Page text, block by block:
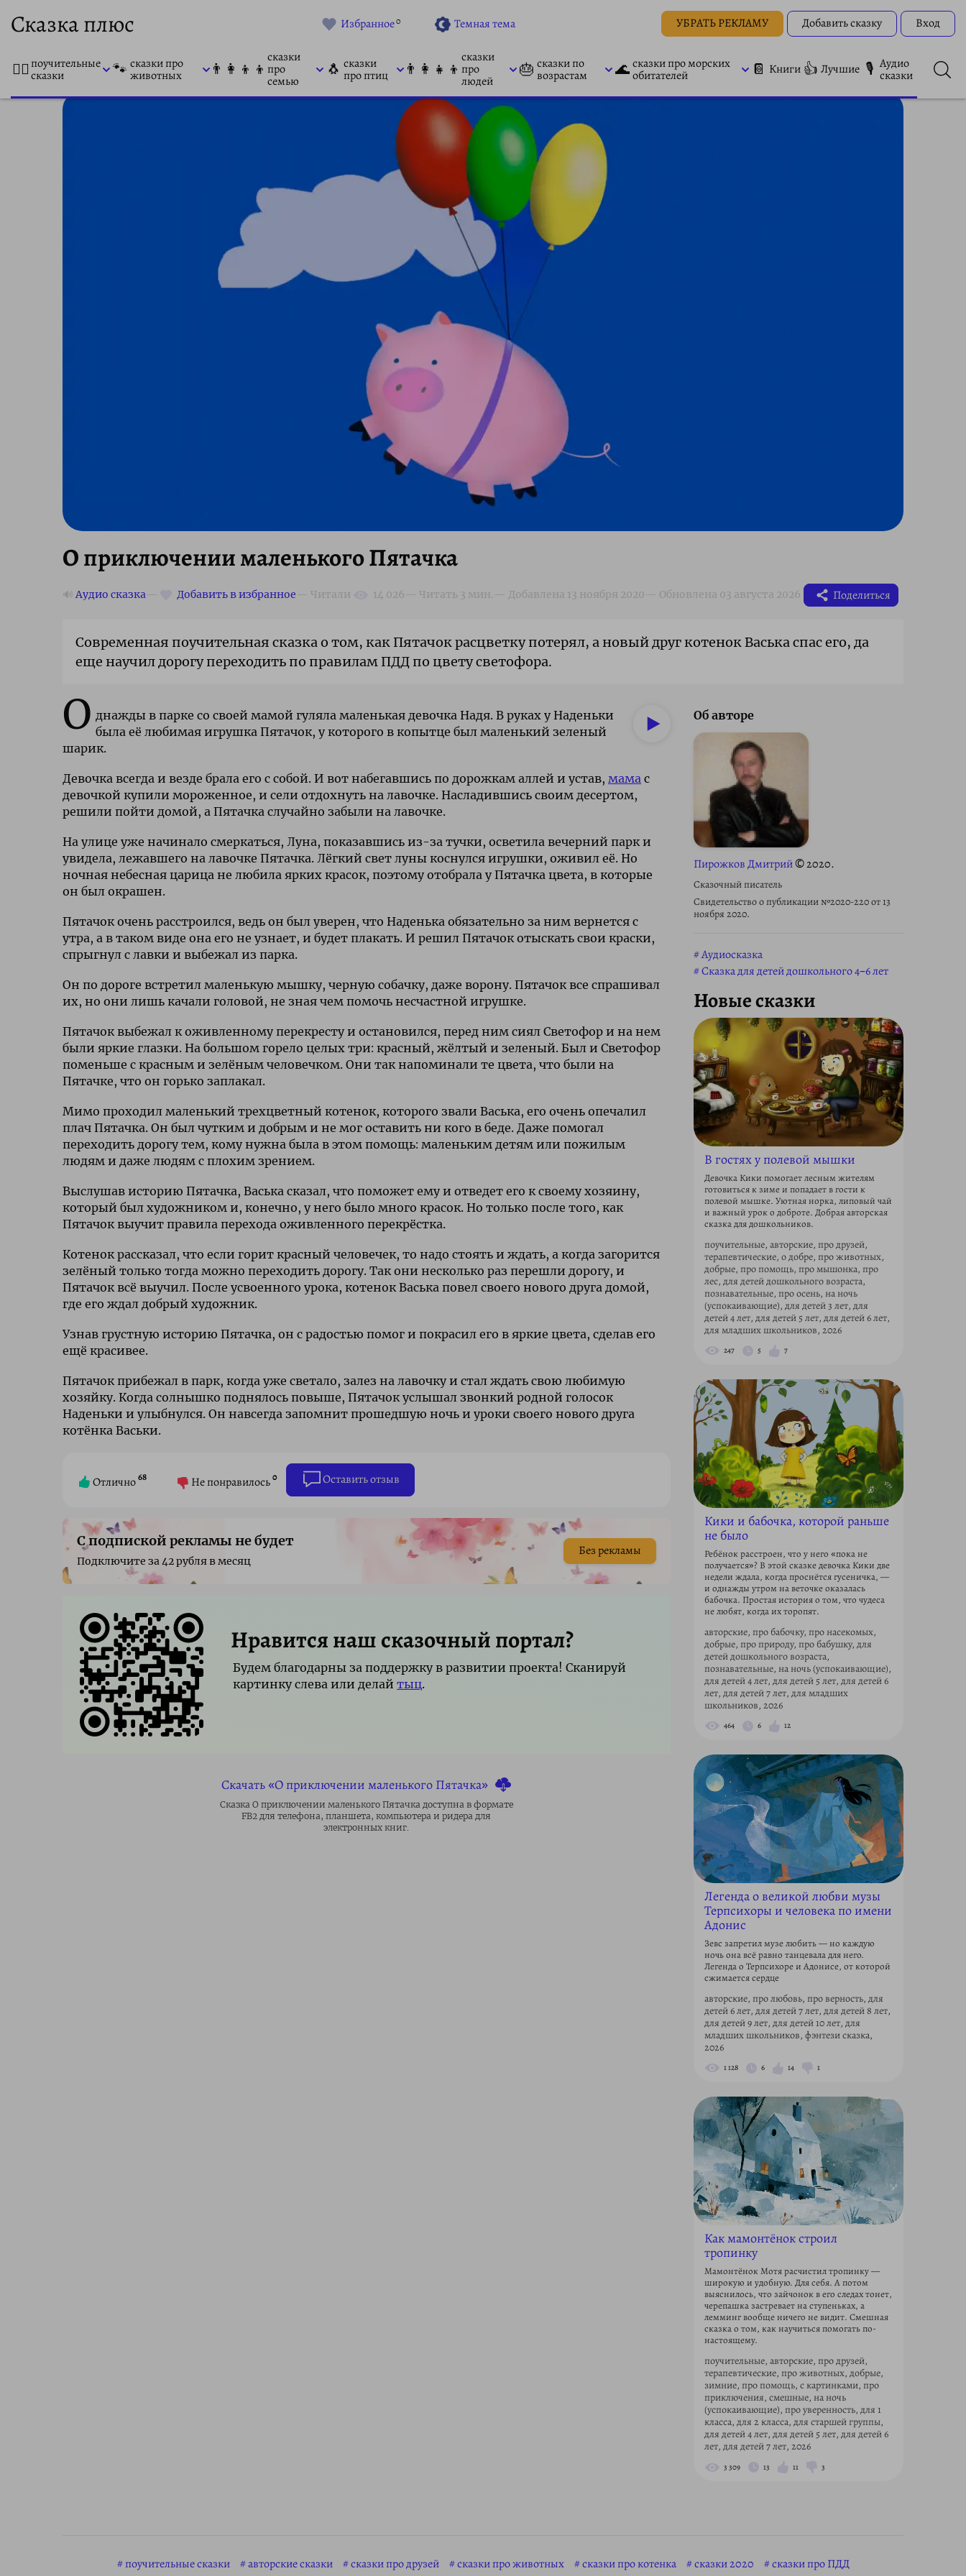
Сказка плюс Избранное0 Темная тема УБРАТЬ РЕКЛАМУ Добавить сказку Вход
👨‍⚕️поучительные
сказки 🐾 сказки про
животных 👨‍👩‍👦‍👦
сказки
про
семью
🐧 сказки
про птиц 👨‍👩‍👧‍👦
сказки
про
людей
🎂 сказки по
возрастам 🌊сказки про морских
обитателей 📔 Книги 👍 Лучшие 🎙 Аудио
сказки
О приключении маленького Пятачка
🔊 Аудио сказка Поделиться
Современная поучительная сказка о том, как Пятачок расцветку потерял, а новый друг котенок Васька спас его, да
еще научил дорогу переходить по правилам ПДД по цвету светофора.
О днажды в парке со своей мамой гуляла маленькая девочка Надя. В руках у Наденьки
была её любимая игрушка Пятачок, у которого в копытце был маленький зеленый
шарик.
Девочка всегда и везде брала его с собой. И вот набегавшись по дорожкам аллей и устав, мама с
девочкой купили мороженное, и сели отдохнуть на лавочке. Насладившись своим десертом,
решили пойти домой, а Пятачка случайно забыли на лавочке.
На улице уже начинало смеркаться, Луна, показавшись из-за тучки, осветила вечерний парк и
увидела, лежавшего на лавочке Пятачка. Лёгкий свет луны коснулся игрушки, оживил её. Но
ночная небесная царица не любила ярких красок, поэтому отобрала у Пятачка цвета, в которые
он был окрашен.
Пятачок очень расстроился, ведь он был уверен, что Наденька обязательно за ним вернется с
утра, а в таком виде она его не узнает, и будет плакать. И решил Пятачок отыскать свои краски,
спрыгнул с лавки и выбежал из парка.
Он по дороге встретил маленькую мышку, черную собачку, даже ворону. Пятачок все спрашивал
их, но они лишь качали головой, не зная чем помочь несчастной игрушке.
Пятачок выбежал к оживленному перекресту и остановился, перед ним сиял Светофор и на нем
были яркие глазки. На большом горело целых три: красный, жёлтый и зеленый. Был и Светофор
поменьше с красным и зелёным человечком. Они так напоминали те цвета, что были на
Пятачке, что он горько заплакал.
Мимо проходил маленький трехцветный котенок, которого звали Васька, его очень опечалил
плач Пятачка. Он был чутким и добрым и не мог оставить ни кого в беде. Даже помогал
переходить дорогу тем, кому нужна была в этом помощь: маленьким детям или пожилым
людям и даже людям с плохим зрением.
Выслушав историю Пятачка, Васька сказал, что поможет ему и отведет его к своему хозяину,
который был художником и, конечно, у него было много красок. Но только после того, как
Пятачок выучит правила перехода оживленного перекрёстка.
Котенок рассказал, что если горит красный человечек, то надо стоять и ждать, а когда загорится
зелёный только тогда можно переходить дорогу. Так они несколько раз перешли дорогу, и
Пятачок всё выучил. После усвоенного урока, котенок Васька повел своего нового друга домой,
где его ждал добрый художник.
Узнав грустную историю Пятачка, он с радостью помог и покрасил его в яркие цвета, сделав его
ещё красивее.
Пятачок прибежал в парк, когда уже светало, залез на лавочку и стал ждать свою любимую
хозяйку. Когда солнышко поднялось повыше, Пятачок услышал звонкий родной голосок
Наденьки и улыбнулся. Он навсегда запомнит прошедшую ночь и уроки своего нового друга
котёнка Васьки.
Отлично68 Не понравилось0 Оставить отзыв
С подпиской рекламы не будет
Подключите за 42 рубля в месяц
Без рекламы
Нравится наш сказочный портал?
Будем благодарны за поддержку в развитии проекта! Сканируй
картинку слева или делай тыц.
Скачать «О приключении маленького Пятачка»
Сказка О приключении маленького Пятачка доступна в формате
FB2 для телефона, планшета, компьютера и ридера для
электронных книг.
Об авторе
Пирожков Дмитрий© 2020.
Сказочный писатель
Свидетельство о публикации №2020-220 от 13
ноября 2020.
Аудиосказка
Сказка для детей дошкольного 4–6 лет
Новые сказки
В гостях у полевой мышки
Девочка Кики помогает лесным жителям
готовиться к зиме и попадает в гости к
полевой мышке. Уютная норка, липовый чай
и важный урок о доброте. Добрая авторская
сказка для дошкольников.
поучительные, авторские, про друзей,
терапевтические, о добре, про животных,
добрые, про помощь, про мышонка, про
лес, для детей дошкольного возраста,
познавательные, про осень, на ночь
(успокаивающие), для детей 3 лет, для
детей 4 лет, для детей 5 лет, для детей 6 лет,
для младших школьников, 2026
247 5 7
Кики и бабочка, которой раньше
не было
Ребёнок расстроен, что у него «пока не
получается»? В этой сказке девочка Кики две
недели ждала, когда проснётся гусеничка, —
и однажды утром на веточке оказалась
бабочка. Простая история о том, что чудеса
не любят, когда их торопят.
авторские, про бабочку, про насекомых,
добрые, про природу, про бабушку, для
детей дошкольного возраста,
познавательные, на ночь (успокаивающие),
для детей 4 лет, для детей 5 лет, для детей 6
лет, для детей 7 лет, для младших
школьников, 2026
464 6 12
Легенда о великой любви музы
Терпсихоры и человека по имени
Адонис
Зевс запретил музе любить — но каждую
ночь она всё равно танцевала для него.
Легенда о Терпсихоре и Адонисе, от которой
сжимается сердце
авторские, про любовь, про верность, для
детей 6 лет, для детей 7 лет, для детей 8 лет,
для детей 9 лет, для детей 10 лет, для
младших школьников, фэнтези сказка,
2026
1 128 6 14 1
Как мамонтёнок строил
тропинку
Мамонтёнок Мотя расчистил тропинку —
широкую и удобную. Для себя. А потом
выяснилось, что зайчонок в его следах тонет,
черепашка застревает на ступеньках, а
лемминг вообще ничего не видит. Смешная
сказка о том, как научиться помогать по-
настоящему.
поучительные, авторские, про друзей,
терапевтические, про животных, добрые,
зимние, про помощь, с картинками, про
приключения, смешные, на ночь
(успокаивающие), про уверенность, для 1
класса, для 2 класса, для старшей группы,
для детей 4 лет, для детей 5 лет, для детей 6
лет, для детей 7 лет, 2026
3 309 13 11 3
поучительные сказки авторские сказки сказки про друзей сказки про животных сказки про котенка сказки 2020 сказки про ПДД